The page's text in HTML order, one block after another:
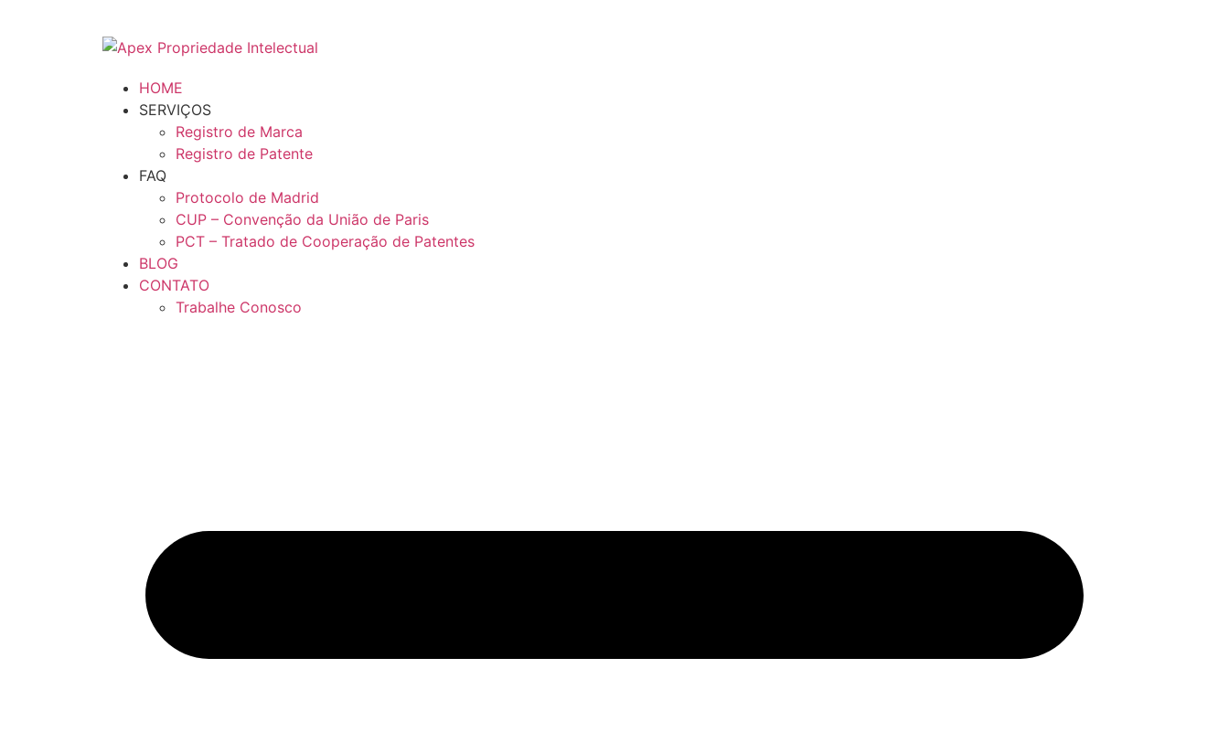
HOME
SERVIÇOS
Registro de Marca
Registro de Patente
FAQ
Protocolo de Madrid
CUP – Convenção da União de Paris
PCT – Tratado de Cooperação de Patentes
BLOG
CONTATO
Trabalhe Conosco